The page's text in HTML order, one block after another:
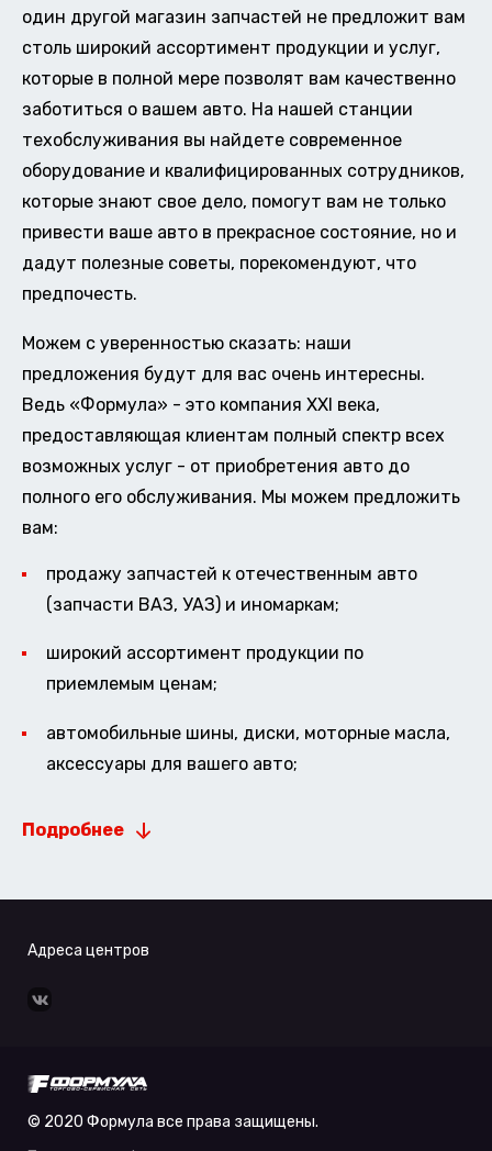
один другой магазин запчастей не предложит вам
столь широкий ассортимент продукции и услуг,
которые в полной мере позволят вам качественно
заботиться о вашем авто. На нашей станции
техобслуживания вы найдете современное
оборудование и квалифицированных сотрудников,
которые знают свое дело, помогут вам не только
привести ваше авто в прекрасное состояние, но и
дадут полезные советы, порекомендуют, что
предпочесть.
Можем с уверенностью сказать: наши
предложения будут для вас очень интересны.
Ведь «Формула» - это компания XXI века,
предоставляющая клиентам полный спектр всех
возможных услуг - от приобретения авто до
полного его обслуживания. Мы можем предложить
вам:
продажу запчастей к отечественным авто
(запчасти ВАЗ, УАЗ) и иномаркам;
широкий ассортимент продукции по
приемлемым ценам;
автомобильные шины, диски, моторные масла,
аксессуары для вашего авто;
Подробнее
Адреса центров
© 2020 Формула все права защищены.